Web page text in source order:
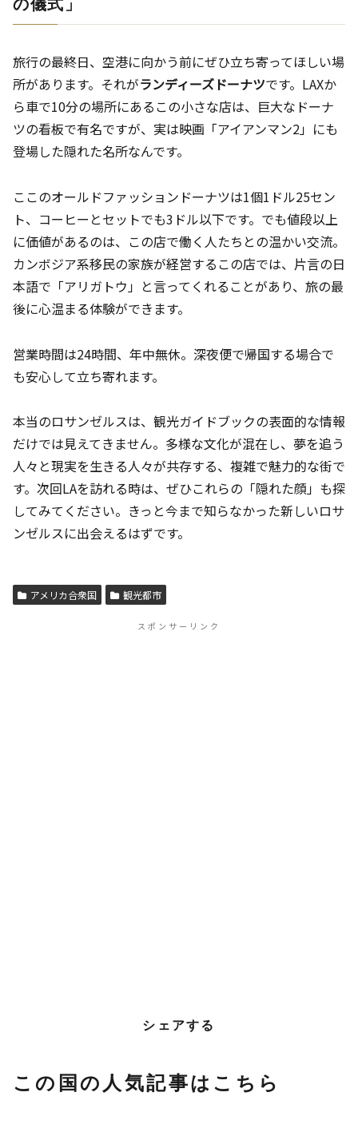
の儀式」
旅行の最終日、空港に向かう前にぜひ立ち寄ってほしい場
所があります。それがランディーズドーナツです。LAXか
ら車で10分の場所にあるこの小さな店は、巨大なドーナ
ツの看板で有名ですが、実は映画「アイアンマン2」にも
登場した隠れた名所なんです。
ここのオールドファッションドーナツは1個1ドル25セン
ト、コーヒーとセットでも3ドル以下です。でも値段以上
に価値があるのは、この店で働く人たちとの温かい交流。
カンボジア系移民の家族が経営するこの店では、片言の日
本語で「アリガトウ」と言ってくれることがあり、旅の最
後に心温まる体験ができます。
営業時間は24時間、年中無休。深夜便で帰国する場合で
も安心して立ち寄れます。
本当のロサンゼルスは、観光ガイドブックの表面的な情報
だけでは見えてきません。多様な文化が混在し、夢を追う
人々と現実を生きる人々が共存する、複雑で魅力的な街で
す。次回LAを訪れる時は、ぜひこれらの「隠れた顔」も探
してみてください。きっと今まで知らなかった新しいロサ
ンゼルスに出会えるはずです。
アメリカ合衆国 観光都市
スポンサーリンク
シェアする
この国の人気記事はこちら